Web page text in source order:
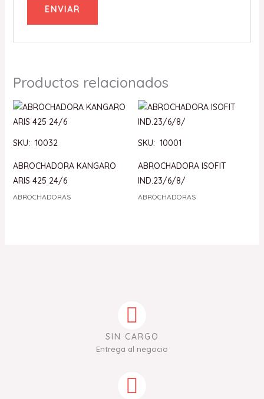
Productos relacionados
SKU: 10032
ABROCHADORA KANGARO
ARIS 425 24/6
ABROCHADORAS
SKU: 10001
ABROCHADORA ISOFIT
IND.23/6/8/
ABROCHADORAS
SIN CARGO
Entrega al negocio